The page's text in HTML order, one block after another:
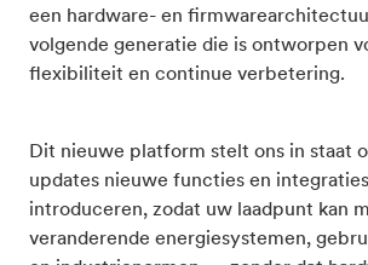
een hardware- en
volgende generatie die is ontworpen
flexibiliteit en continue verbetering.
Dit nieuwe platform stelt ons in staat
updates nieuwe functies en
introduceren, zodat uw laadpunt kan
veranderende energiesystemen,